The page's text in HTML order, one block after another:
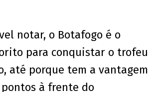
notar, o Botafogo é o
para conquistar o trofeu
até porque tem a vantagem
à frente do